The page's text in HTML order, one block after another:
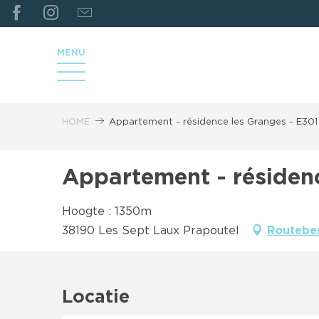
ALLER
AU
PRINCIPAL
MENU
HOME Appartement - résidence les Granges - E301
Appartement -
Hoogte : 1350m
38190 Les Sept Laux Prapoutel
Locatie